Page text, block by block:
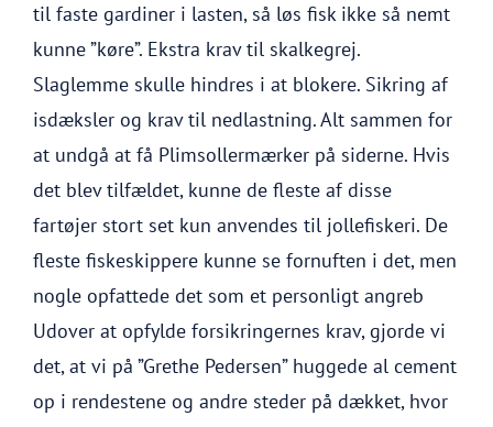
til faste gardiner i lasten, så løs fisk ikke så nemt
kunne ”køre”. Ekstra krav til skalkegrej.
Slaglemme skulle hindres i at blokere. Sikring af
isdæksler og krav til nedlastning. Alt sammen for
at undgå at få Plimsollermærker på siderne. Hvis
det blev tilfældet, kunne de fleste af disse
fartøjer stort set kun anvendes til jollefiskeri. De
fleste fiskeskippere kunne se fornuften i det, men
nogle opfattede det som et personligt angreb
Udover at opfylde forsikringernes krav, gjorde vi
det, at vi på ”Grethe Pedersen” huggede al cement
op i rendestene og andre steder på dækket, hvor